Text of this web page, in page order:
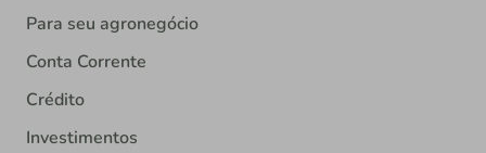
Para seu agronegócio
Conta Corrente
Crédito
Investimentos